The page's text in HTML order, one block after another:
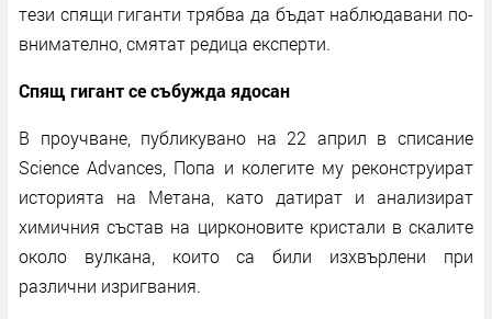
тези спящи гиганти трябва да бъдат наблюдавани по-
внимателно, смятат редица експерти.
Спящ гигант се събужда ядосан
В проучване, публикувано на 22 април в списание
Science Advances, Попа и колегите му реконструират
историята на Метана, като датират и анализират
химичния състав на цирконовите кристали в скалите
около вулкана, които са били изхвърлени при
различни изригвания.